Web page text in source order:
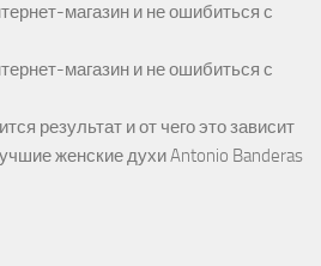
магазин и не ошибиться с
магазин и не ошибиться с
результат и от чего это зависит
женские духи Antonio Banderas